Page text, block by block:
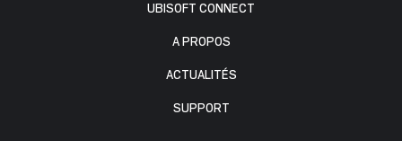
UBISOFT CONNECT
A PROPOS
ACTUALITÉS
SUPPORT